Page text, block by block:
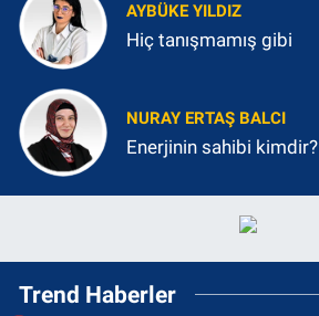
AYBÜKE YILDIZ
Hiç tanışmamış gibi
NURAY ERTAŞ BALCI
Enerjinin sahibi kimdir?
Trend Haberler